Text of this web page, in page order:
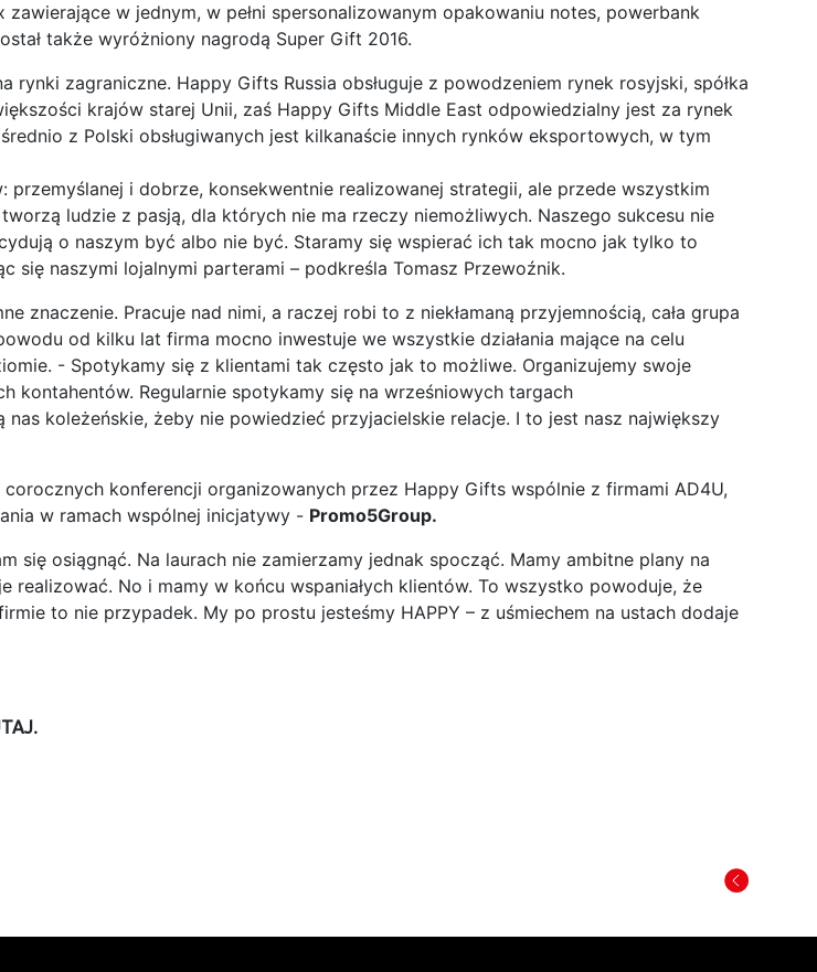
w jednym, w pełni spersonalizowanym opakowaniu notes, powerbank
także wyróżniony nagrodą Super Gift 2016.
zagraniczne. Happy Gifts Russia obsługuje z powodzeniem rynek rosyjski, spółka
krajów starej Unii, zaś Happy Gifts Middle East odpowiedzialny jest za rynek
z Polski obsługiwanych jest kilkanaście innych rynków eksportowych, w tym
i dobrze, konsekwentnie realizowanej strategii, ale przede wszystkim
ludzie z pasją, dla których nie ma rzeczy niemożliwych. Naszego sukcesu nie
o naszym być albo nie być. Staramy się wspierać ich tak mocno jak tylko to
się naszymi lojalnymi parterami – podkreśla Tomasz Przewoźnik.
znaczenie. Pracuje nad nimi, a raczej robi to z niekłamaną przyjemnością, cała grupa
od kilku lat firma mocno inwestuje we wszystkie działania mające na celu
- Spotykamy się z klientami tak często jak to możliwe. Organizujemy swoje
kontahentów. Regularnie spotykamy się na wrześniowych targach
nas koleżeńskie, żeby nie powiedzieć przyjacielskie relacje. I to jest nasz największy
corocznych konferencji organizowanych przez Happy Gifts wspólnie z firmami AD4U,
w ramach wspólnej inicjatywy - Promo5Group.
się osiągnąć. Na laurach nie zamierzamy jednak spocząć. Mamy ambitne plany na
realizować. No i mamy w końcu wspaniałych klientów. To wszystko powoduje, że
to nie przypadek. My po prostu jesteśmy HAPPY – z uśmiechem na ustach dodaje
.